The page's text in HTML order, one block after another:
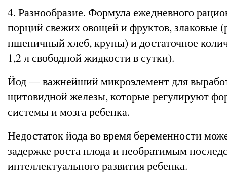
4. Разнообразие. Формула ежедневного
порций свежих овощей и фруктов, злаковые
пшеничный хлеб, крупы) и достаточное
1,2 л свободной жидкости в сутки).
Йод — важнейший микроэлемент для
щитовидной железы, которые регулируют
системы и мозга ребенка.
Недостаток йода во время беременности
задержке роста плода и необратимым
интеллектуального развития ребенка.